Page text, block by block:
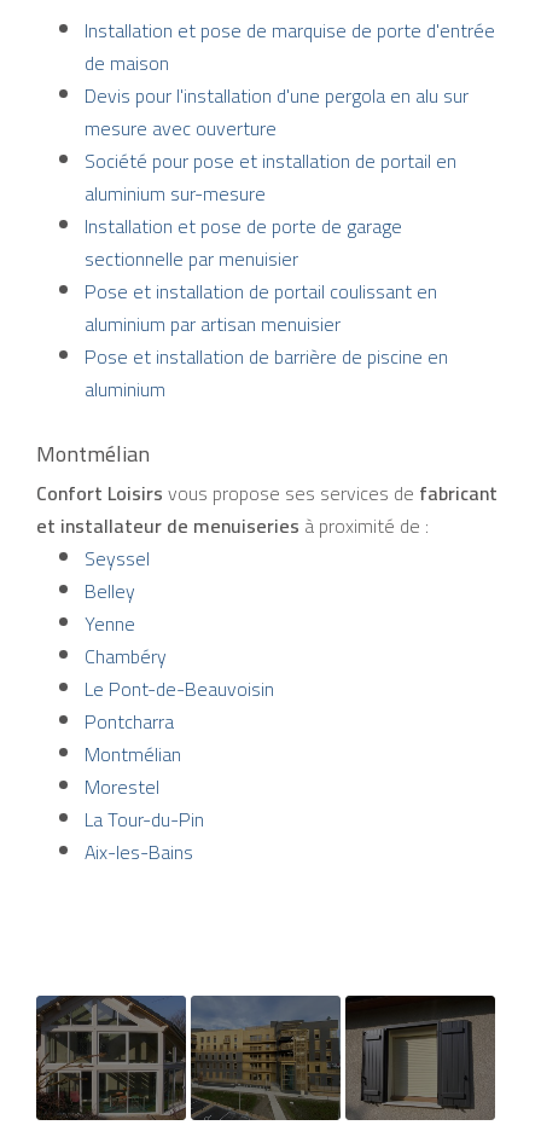
Installation et pose de marquise de porte d'entrée
de maison
Devis pour l'installation d'une pergola en alu sur
mesure avec ouverture
Société pour pose et installation de portail en
aluminium sur-mesure
Installation et pose de porte de garage
sectionnelle par menuisier
Pose et installation de portail coulissant en
aluminium par artisan menuisier
Pose et installation de barrière de piscine en
aluminium
Montmélian
Confort Loisirsvous propose ses services de fabricant
et installateur de menuiseries à proximité de :
Seyssel
Belley
Yenne
Chambéry
Le Pont-de-Beauvoisin
Pontcharra
Montmélian
Morestel
La Tour-du-Pin
Aix-les-Bains